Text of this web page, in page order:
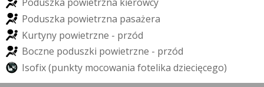
Poduszka powietrzna pasażera
Kurtyny powietrzne - przód
Boczne poduszki powietrzne - przód
Isofix(punkty mocowania fotelika dziecięcego)